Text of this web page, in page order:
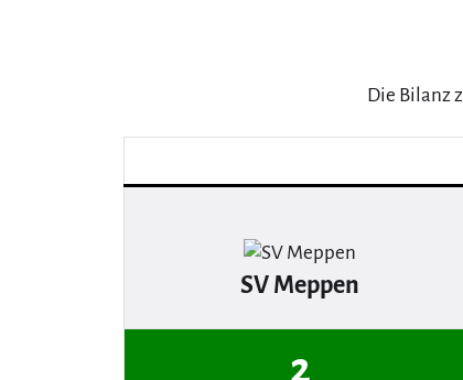
Die Bilanz
SV Meppen
2